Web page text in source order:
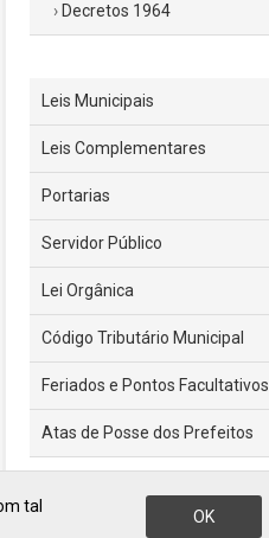
Decretos 1964
Leis Municipais
Leis Complementares
Portarias
Servidor Público
Lei Orgânica
Código Tributário Municipal
Feriados e Pontos Facultativos
Atas de Posse dos Prefeitos
tal
OK